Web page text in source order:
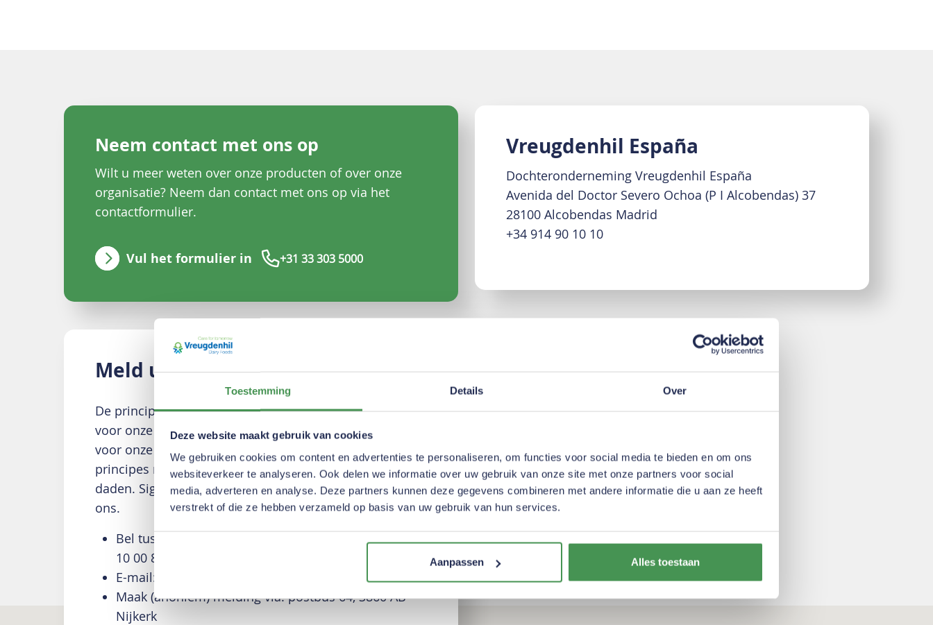
Toestemming Details Over
Deze website maakt gebruik van cookies
We gebruiken cookies om content en advertenties te personaliseren, om functies voor social media te bieden en om ons
websiteverkeer te analyseren. Ook delen we informatie over uw gebruik van onze site met onze partners voor social
media, adverteren en analyse. Deze partners kunnen deze gegevens combineren met andere informatie die u aan ze heeft
verstrekt of die ze hebben verzameld op basis van uw gebruik van hun services.
Aanpassen Alles toestaan
Neem contact met ons op
Wilt u meer weten over onze producten of over onze
organisatie? Neem dan contact met ons op via het
contactformulier.
Vul het formulier in +31 33 303 5000
Meld uw zorgen
De principes van Vreugdenhil Dairy Foods zijn belangrijk
voor onze inzet voor een bedrijfscultuur waarin respect
voor onze normen en waarden centraal staat. Onze
principes moeten in overeenstemming zijn met onze
daden. Signaleert u onwenselijke situaties? Meld het
ons.
Bel tussen 8.00-18.00 uur met HR-Vreugdenhil: +31 6
10 00 80 00
E-mail:
Maak (anoniem) melding via: postbus 64, 3860 AB
Nijkerk
Vreugdenhil España
Dochteronderneming Vreugdenhil España
Avenida del Doctor Severo Ochoa (P I Alcobendas) 37
28100 Alcobendas Madrid
+34 914 90 10 10